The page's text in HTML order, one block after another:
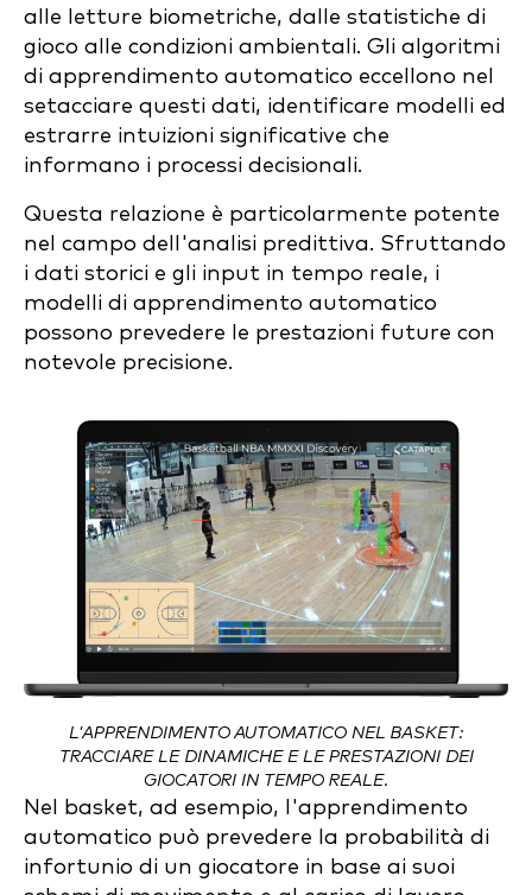
alle letture biometriche, dalle statistiche di
gioco alle condizioni ambientali. Gli algoritmi
di apprendimento automatico eccellono nel
setacciare questi dati, identificare modelli ed
estrarre intuizioni significative che
informano i processi decisionali.
Questa relazione è particolarmente potente
nel campo dell'analisi predittiva. Sfruttando
i dati storici e gli input in tempo reale, i
modelli di apprendimento automatico
possono prevedere le prestazioni future con
notevole precisione.
L'APPRENDIMENTO AUTOMATICO NEL BASKET:
TRACCIARE LE DINAMICHE E LE PRESTAZIONI DEI
GIOCATORI IN TEMPO REALE.
Nel basket, ad esempio, l'apprendimento
automatico può prevedere la probabilità di
infortunio di un giocatore in base ai suoi